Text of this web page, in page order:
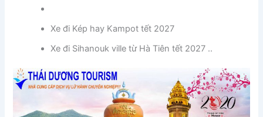
Xe đi Kép hay Kampot tết 2027
Xe đi Sihanouk ville từ Hà Tiên tết 2027 ..